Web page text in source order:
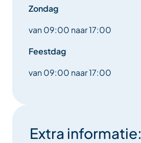
Zondag
van 09:00 naar 17:00
Feestdag
van 09:00 naar 17:00
Extra informatie: